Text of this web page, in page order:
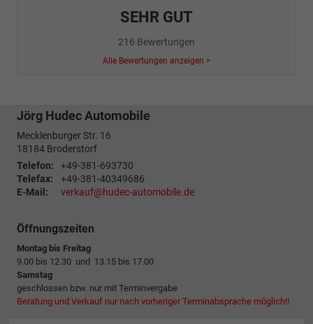
SEHR GUT
216 Bewertungen
Alle Bewertungen anzeigen >
Jörg Hudec Automobile
Mecklenburger Str. 16
18184 Broderstorf
Telefon:
+49-381-693730
Telefax:
+49-381-40349686
E-Mail:
verkauf@hudec-automobile.de
Öffnungszeiten
Montag bis Freitag
9.00 bis 12.30 und 13.15 bis 17.00
Samstag
geschlossen bzw. nur mit Terminvergabe
Beratung und Verkauf nur nach vorheriger Terminabsprache möglich!!